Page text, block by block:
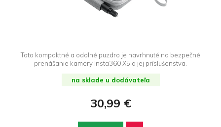
Toto kompaktné a odolné puzdro je navrhnuté na bezpečné
prenášanie kamery Insta360 X5 a jej príslušenstva.
na sklade u dodávateľa
30,99 €